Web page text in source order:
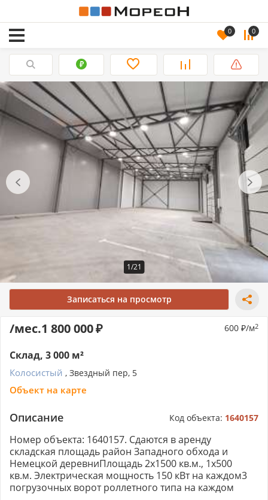
0 0
1/21
Записаться на просмотр
Склад, 3 000 м²
Колосистый , Звездный пер, 5
Объект на карте
1 800 000
/мес. 600 /м2
Описание Код объекта: 1640157
Номер объекта: 1640157. Сдаются в аренду
складская площадь район Западного обхода и
Немецкой деревниПлощадь 2х1500 кв.м., 1х500
кв.м. Электрическая мощность 150 кВт на каждом3
погрузочных ворот роллетного типа на каждом